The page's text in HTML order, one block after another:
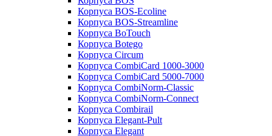
Корпуса BOS-Ecoline
Корпуса BOS-Streamline
Корпуса BoTouch
Корпуса Botego
Корпуса Circum
Корпуса CombiCard 1000-3000
Корпуса CombiCard 5000-7000
Корпуса CombiNorm-Classic
Корпуса CombiNorm-Connect
Корпуса Combirail
Корпуса Elegant-Pult
Корпуса Elegant